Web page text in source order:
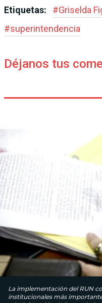
Etiquetas: #Griselda
#superintendencia
Déjanos tus
La implementación del RUN
institucionales más